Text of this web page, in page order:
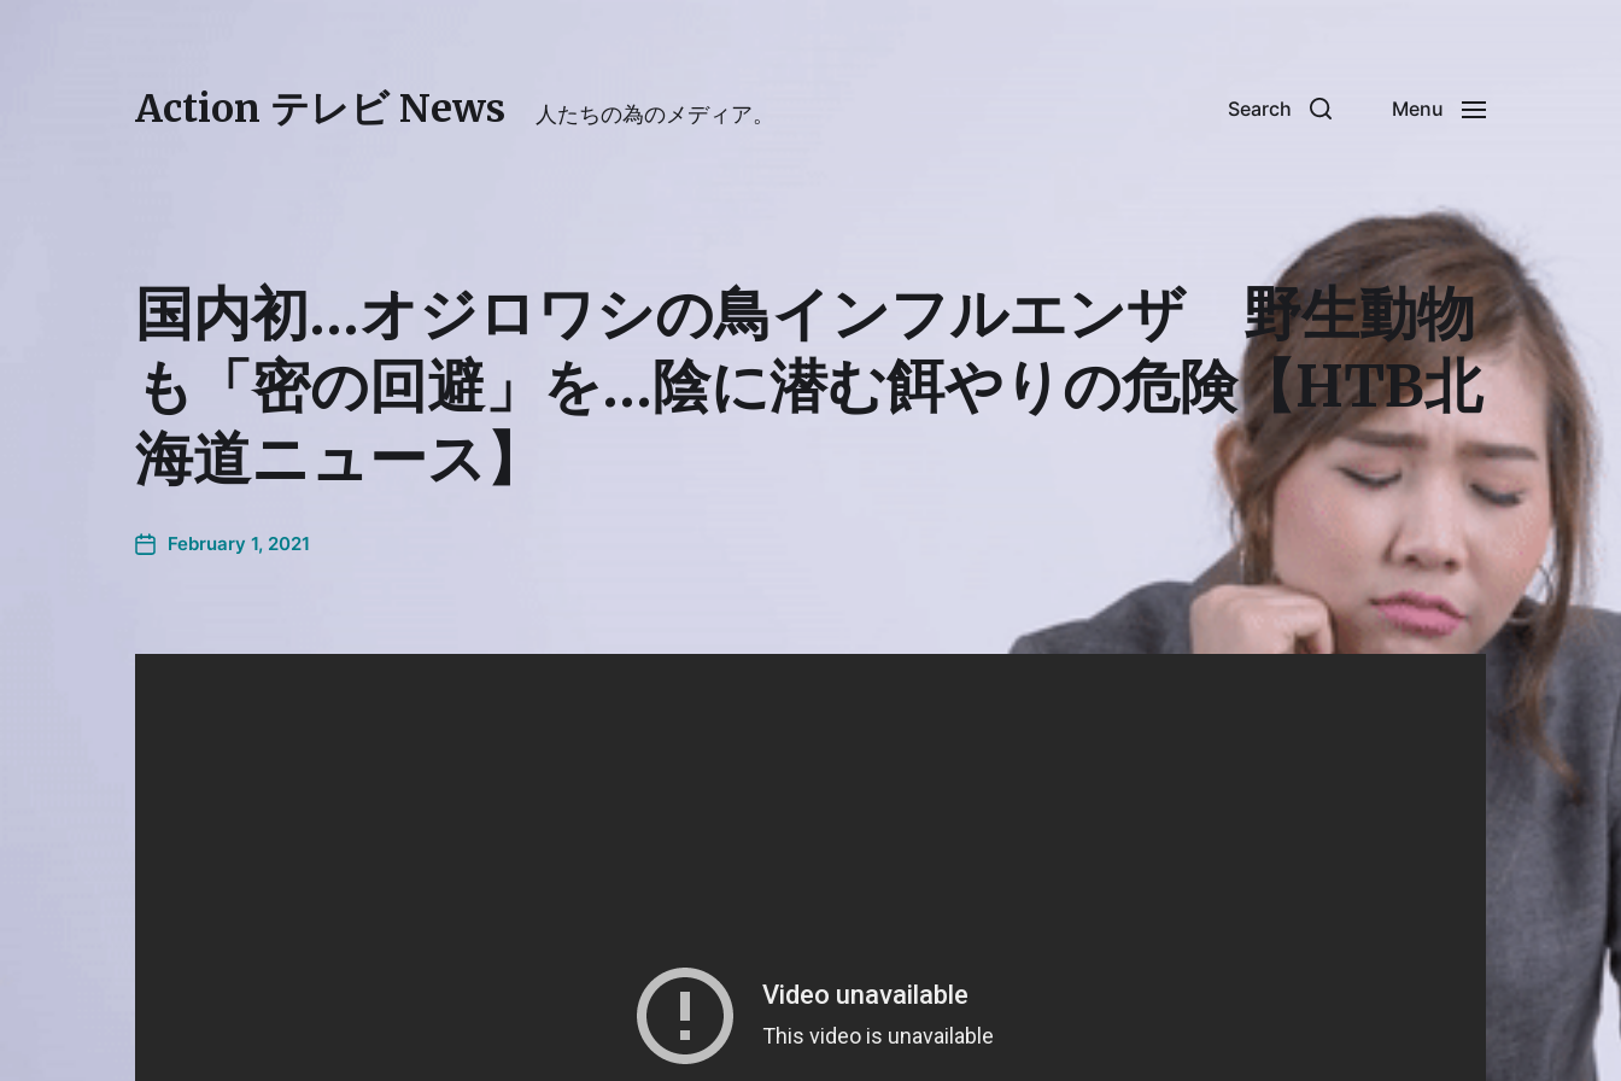
Action テレビ News 人たちの為のメディア。 Search Menu
国内初…オジロワシの鳥インフルエンザ 野生動物
も「密の回避」を…陰に潜む餌やりの危険【HTB北
海道ニュース】
February 1, 2021